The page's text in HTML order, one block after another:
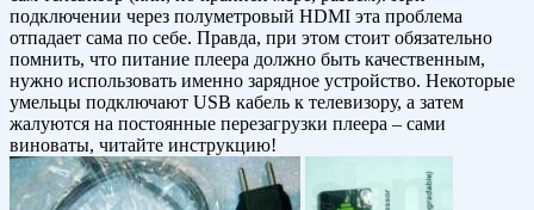
подключении через полуметровый HDMI эта проблема
отпадает сама по себе. Правда, при этом стоит обязательно
помнить, что питание плеера должно быть качественным,
нужно использовать именно зарядное устройство. Некоторые
умельцы подключают USB кабель к телевизору, а затем
жалуются на постоянные перезагрузки плеера – сами
виноваты, читайте инструкцию!